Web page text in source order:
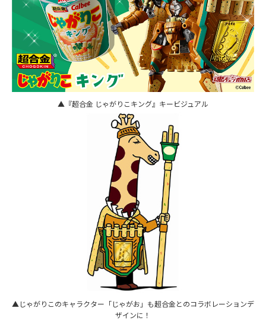
▲『超合金 じゃがりこキング』キービジュアル
▲じゃがりこのキャラクター「じゃがお」も超合金とのコラボレーションデ
ザインに！